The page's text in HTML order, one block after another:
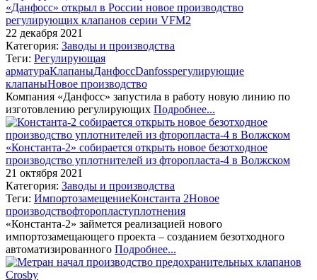
«Данфосс» открыл в России новое производство
регулирующих клапанов серии VFM2
22 декабря 2021
Категория: Заводы и производства
Теги: Регулирующая
арматураКлапаныДанфоссDanfossрегулирующие
клапаныНовое производство
Компания «Данфосс» запустила в работу новую линию по
изготовлению регулирующих Подробнее...
«Константа-2» собирается открыть новое безотходное
производство уплотнителей из фторопласта-4 в Волжском
21 октября 2021
Категория: Заводы и производства
Теги: ИмпортозамещениеКонстанта 2Новое
производствофторопластуплотнения
«Константа-2» займется реализацией нового
импортозамещающего проекта – созданием безотходного
автоматизированного Подробнее...